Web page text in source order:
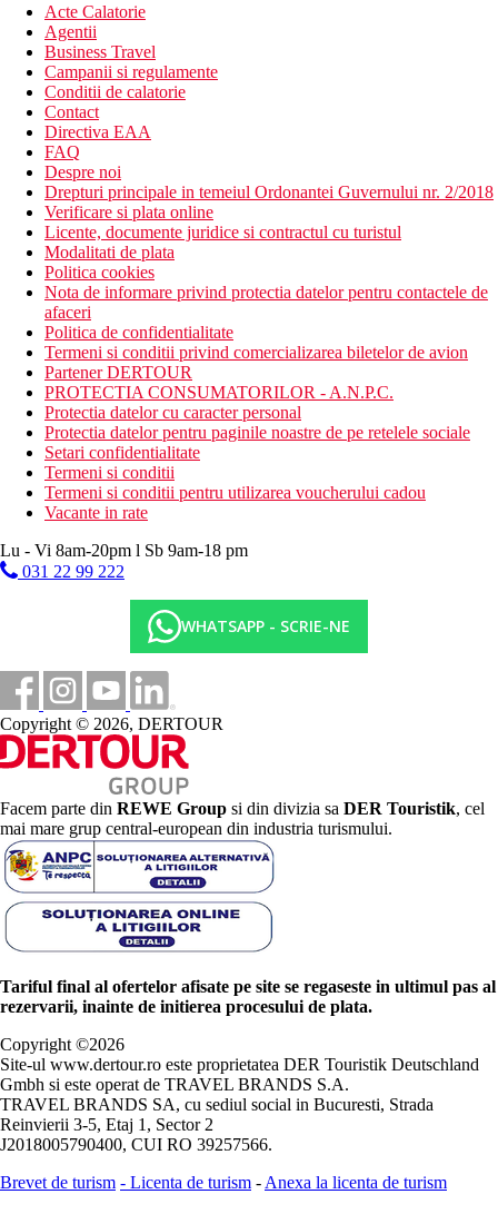
Acte Calatorie
Agentii
Business Travel
Campanii si regulamente
Conditii de calatorie
Contact
Directiva EAA
FAQ
Despre noi
Drepturi principale in temeiul Ordonantei Guvernului nr. 2/2018
Verificare si plata online
Licente, documente juridice si contractul cu turistul
Modalitati de plata
Politica cookies
Nota de informare privind protectia datelor pentru contactele de
afaceri
Politica de confidentialitate
Termeni si conditii privind comercializarea biletelor de avion
Partener DERTOUR
PROTECTIA CONSUMATORILOR - A.N.P.C.
Protectia datelor cu caracter personal
Protectia datelor pentru paginile noastre de pe retelele sociale
Setari confidentialitate
Termeni si conditii
Termeni si conditii pentru utilizarea voucherului cadou
Vacante in rate
Lu - Vi 8am-20pm l Sb 9am-18 pm
031 22 99 222
WHATSAPP - SCRIE-NE
Copyright © 2026, DERTOUR
Facem parte din REWE Group si din divizia sa DER Touristik, cel
mai mare grup central-european din industria turismului.
Tariful final al ofertelor afisate pe site se regaseste in ultimul pas al
rezervarii, inainte de initierea procesului de plata.
Copyright ©2026
Site-ul www.dertour.ro este proprietatea DER Touristik Deutschland
Gmbh si este operat de TRAVEL BRANDS S.A.
TRAVEL BRANDS SA, cu sediul social in Bucuresti, Strada
Reinvierii 3-5, Etaj 1, Sector 2
J2018005790400, CUI RO 39257566.
Brevet de turism - Licenta de turism - Anexa la licenta de turism